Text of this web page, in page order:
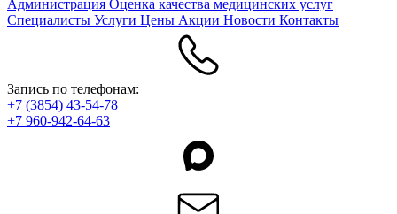
Администрация Оценка качества медицинских услуг
Специалисты Услуги Цены Акции Новости Контакты
Запись по телефонам:
+7 (3854) 43-54-78
+7 960-942-64-63